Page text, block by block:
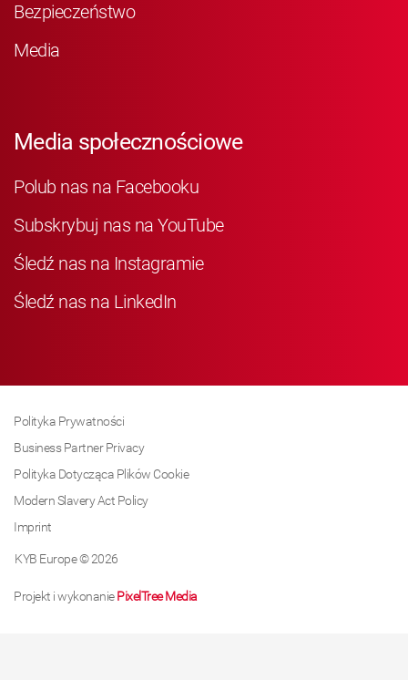
Bezpieczeństwo
Media
Media społecznościowe
Polub nas na Facebooku
Subskrybuj nas na YouTube
Śledź nas na Instagramie
Śledź nas na LinkedIn
Polityka Prywatności
Business Partner Privacy
Polityka Dotycząca Plików Cookie
Modern Slavery Act Policy
Imprint
KYB Europe © 2026
Projekt i wykonaniePixelTree Media